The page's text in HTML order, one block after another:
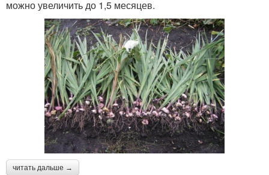
можно увеличить до 1,5 месяцев.
читать дальше →